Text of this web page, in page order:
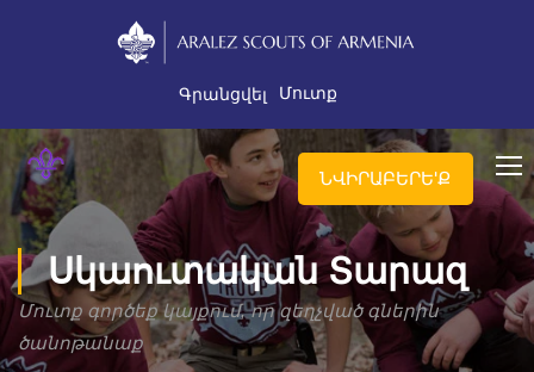
Գրանցվել Մուտք
ՆՎԻՐԱԲԵՐԵ'Ք
Սկաուտական Տարազ
Մուտք գործեք կայքում, որ զեղչված գներին
ծանոթանաք